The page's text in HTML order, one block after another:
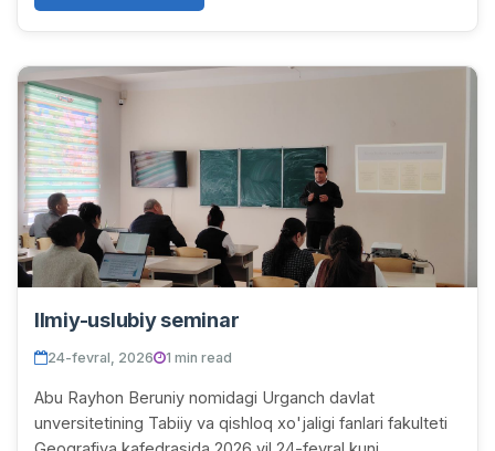
Ilmiy-uslubiy seminar
24-fevral, 2026 1 min read
Abu Rayhon Beruniy nomidagi Urganch davlat
unversitetining Tabiiy va qishloq xo'jaligi fanlari fakulteti